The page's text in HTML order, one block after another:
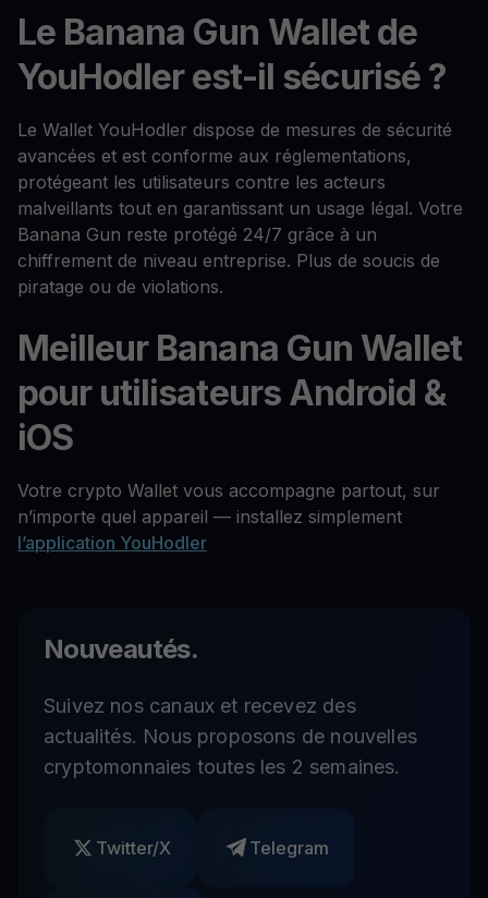
Le Banana Gun Wallet de
YouHodler est-il sécurisé ?
Le Wallet YouHodler dispose de mesures de sécurité
avancées et est conforme aux réglementations,
protégeant les utilisateurs contre les acteurs
malveillants tout en garantissant un usage légal. Votre
Banana Gun reste protégé 24/7 grâce à un
chiffrement de niveau entreprise. Plus de soucis de
piratage ou de violations.
Meilleur Banana Gun Wallet
pour utilisateurs Android &
iOS
Votre crypto Wallet vous accompagne partout, sur
n’importe quel appareil — installez simplement
l’application YouHodler
Nouveautés.
Suivez nos canaux et recevez des
actualités. Nous proposons de nouvelles
cryptomonnaies toutes les 2 semaines.
Twitter/X Telegram